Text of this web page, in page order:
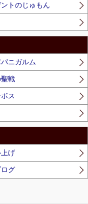
トのじゅもん
ニガルム
戦
ス
げ
グ